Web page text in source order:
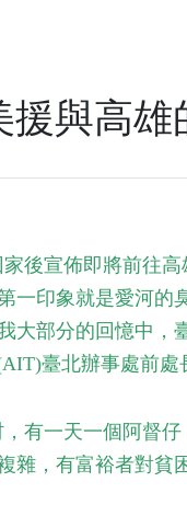
與高雄
後宣佈即將前往
印象就是愛河的
大部分的回憶中，
臺北辦事處前處
有一天一個阿督
雜，有富裕者對貧